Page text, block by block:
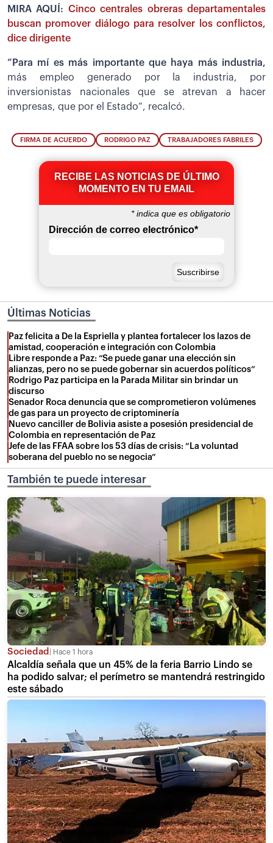
MIRA AQUÍ: Cinco centrales obreras departamentales
buscan promover diálogo para resolver los conflictos,
dice dirigente
”Para mí es más importante que haya más industria,
más empleo generado por la industria, por
inversionistas nacionales que se atrevan a hacer
empresas, que por el Estado”, recalcó.
FIRMA DE ACUERDO RODRIGO PAZ TRABAJADORES FABRILES
RECIBE LAS NOTICIAS DE ÚLTIMO
MOMENTO EN TU EMAIL
*indica que es obligatorio
Dirección de correo electrónico*
Últimas Noticias
Paz felicita a De la Espriella y plantea fortalecer los lazos de
amistad, cooperación e integración con Colombia
Libre responde a Paz: “Se puede ganar una elección sin
alianzas, pero no se puede gobernar sin acuerdos políticos”
Rodrigo Paz participa en la Parada Militar sin brindar un
discurso
Senador Roca denuncia que se comprometieron volúmenes
de gas para un proyecto de criptominería
Nuevo canciller de Bolivia asiste a posesión presidencial de
Colombia en representación de Paz
Jefe de las FFAA sobre los 53 días de crisis: “La voluntad
soberana del pueblo no se negocia”
También te puede interesar
Sociedad Hace 1 hora
Alcaldía señala que un 45% de la feria Barrio Lindo se
ha podido salvar; el perímetro se mantendrá restringido
este sábado